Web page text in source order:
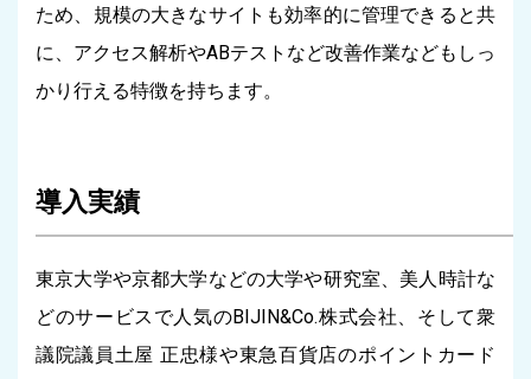
ため、規模の大きなサイトも効率的に管理できると共
に、アクセス解析やABテストなど改善作業などもしっ
かり行える特徴を持ちます。
導入実績
東京大学や京都大学などの大学や研究室、美人時計な
どのサービスで人気のBIJIN&Co.株式会社、そして衆
議院議員土屋 正忠様や東急百貨店のポイントカード